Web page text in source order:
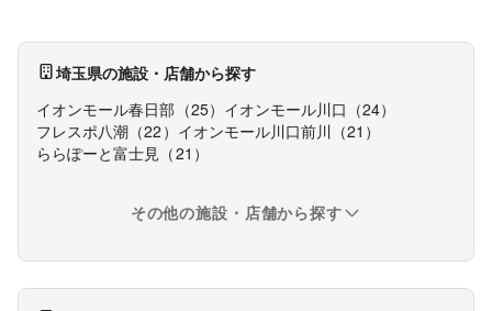
埼玉県の施設・店舗から探す
イオンモール春日部 （25） イオンモール川口 （24）
フレスポ八潮 （22 ） イオンモール川口前川 （21 ）
ららぽーと富士見 （21 ）
その他の施設・店舗から探す